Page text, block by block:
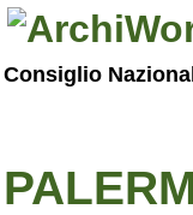
Consiglio